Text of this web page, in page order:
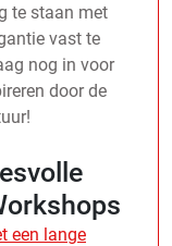
te staan met
vast te
nog in voor
door de
een lange